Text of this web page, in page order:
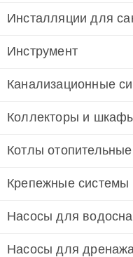
Инсталляции для
Инструмент
Канализационные
Коллекторы и
Котлы отопительные
Крепежные системы
Насосы для
Насосы для